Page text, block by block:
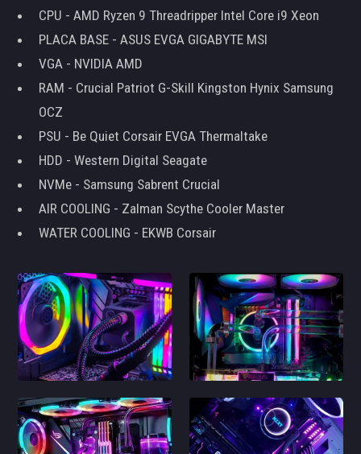
CPU - AMD Ryzen 9 Threadripper Intel Core i9 Xeon
PLACA BASE - ASUS EVGA GIGABYTE MSI
VGA - NVIDIA AMD
RAM - Crucial Patriot G-Skill Kingston Hynix Samsung
OCZ
PSU - Be Quiet Corsair EVGA Thermaltake
HDD - Western Digital Seagate
NVMe - Samsung Sabrent Crucial
AIR COOLING - Zalman Scythe Cooler Master
WATER COOLING - EKWB Corsair